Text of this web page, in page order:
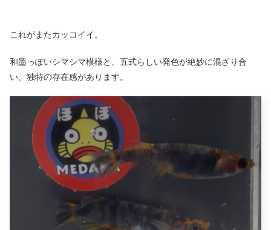
これがまたカッコイイ。
和墨っぽいシマシマ模様と、五式らしい発色が絶妙に混ざり合
い、独特の存在感があります。